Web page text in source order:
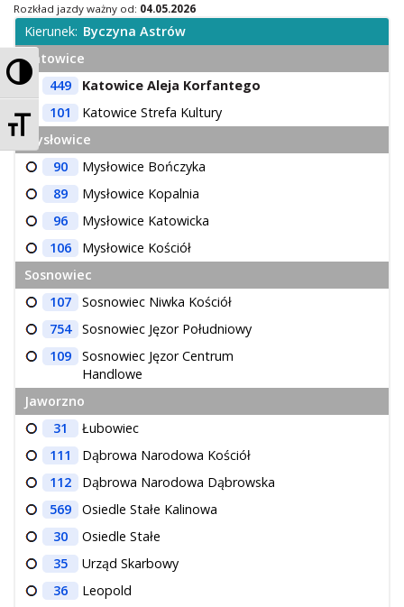
Przełącz wysoki kontrast
Zmień rozmiar czcionek
Rozkład jazdy ważny od: 04.05.2026
Kierunek: Byczyna Astrów
Katowice
449
Katowice Aleja Korfantego
101
Katowice Strefa Kultury
Mysłowice
90
Mysłowice Bończyka
89
Mysłowice Kopalnia
96
Mysłowice Katowicka
106
Mysłowice Kościół
Sosnowiec
107
Sosnowiec Niwka Kościół
754
Sosnowiec Jęzor Południowy
109
Sosnowiec Jęzor Centrum
Handlowe
Jaworzno
31
Łubowiec
111
Dąbrowa Narodowa Kościół
112
Dąbrowa Narodowa Dąbrowska
569
Osiedle Stałe Kalinowa
30
Osiedle Stałe
35
Urząd Skarbowy
36
Leopold